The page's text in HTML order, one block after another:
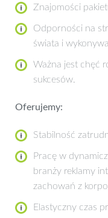
Znajomości
Odporności na
świata i
Ważna jest chęć
sukcesów.
Oferujemy:
Stabilność
Pracę w
branży reklamy
zachowań z
Elastyczny czas